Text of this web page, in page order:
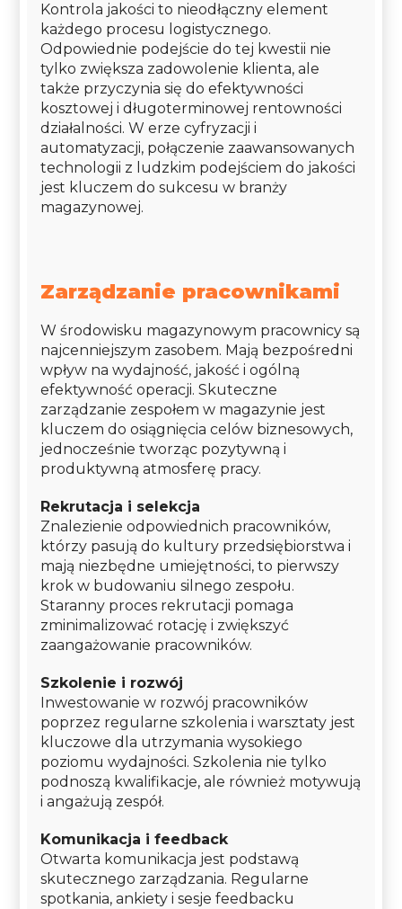
Kontrola jakości to nieodłączny element
każdego procesu logistycznego.
Odpowiednie podejście do tej kwestii nie
tylko zwiększa zadowolenie klienta, ale
także przyczynia się do efektywności
kosztowej i długoterminowej rentowności
działalności. W erze cyfryzacji i
automatyzacji, połączenie zaawansowanych
technologii z ludzkim podejściem do jakości
jest kluczem do sukcesu w branży
magazynowej.
Zarządzanie pracownikami
W środowisku magazynowym pracownicy są
najcenniejszym zasobem. Mają bezpośredni
wpływ na wydajność, jakość i ogólną
efektywność operacji. Skuteczne
zarządzanie zespołem w magazynie jest
kluczem do osiągnięcia celów biznesowych,
jednocześnie tworząc pozytywną i
produktywną atmosferę pracy.
Rekrutacja i selekcja
Znalezienie odpowiednich pracowników,
którzy pasują do kultury przedsiębiorstwa i
mają niezbędne umiejętności, to pierwszy
krok w budowaniu silnego zespołu.
Staranny proces rekrutacji pomaga
zminimalizować rotację i zwiększyć
zaangażowanie pracowników.
Szkolenie i rozwój
Inwestowanie w rozwój pracowników
poprzez regularne szkolenia i warsztaty jest
kluczowe dla utrzymania wysokiego
poziomu wydajności. Szkolenia nie tylko
podnoszą kwalifikacje, ale również motywują
i angażują zespół.
Komunikacja i feedback
Otwarta komunikacja jest podstawą
skutecznego zarządzania. Regularne
spotkania, ankiety i sesje feedbacku